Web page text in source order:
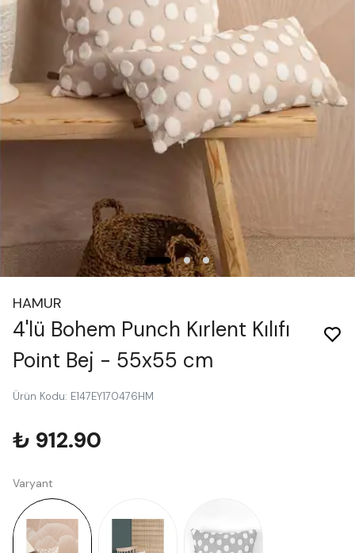
HAMUR
4'lü Bohem Punch Kırlent Kılıfı
Point Bej - 55x55 cm
Ürün Kodu: E147EY170476HM
₺ 912.90
Varyant